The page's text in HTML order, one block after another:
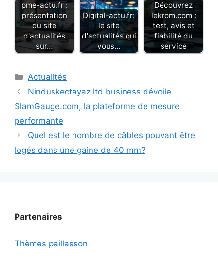
pme-actu.fr :
présentation
du site
d'actualités
sur…
Digital-actu.fr:
le site
d'actualités qui
vous…
Découvrez
lekrom.com :
test, avis et
fiabilité du
service
Catégories
Actualités
Ninduskectayaz ltd business dévoile
SlamGauge.com, la plateforme de mesure
performante
Quel est le nombre de câbles pouvant être
logés dans une gaine de 40 mm?
Partenaires
Thèmes paillasson